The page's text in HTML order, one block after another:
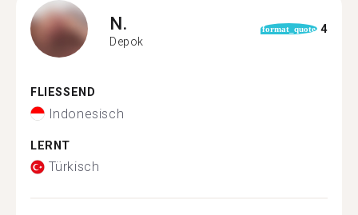
N.
Depok
format_quote 4
FLIESSEND
Indonesisch
LERNT
Türkisch